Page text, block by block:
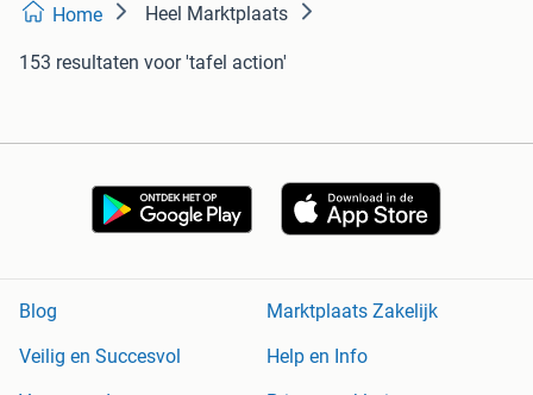
Home Heel Marktplaats
153 resultaten voor 'tafel action'
Blog
Marktplaats Zakelijk
Veilig en Succesvol
Help en Info